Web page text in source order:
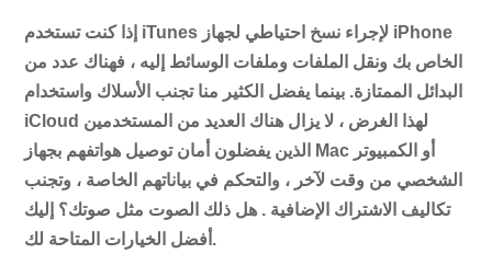
إذا كنت تستخدم iTunes لإجراء نسخ احتياطي لجهاز iPhone
الخاص بك ونقل الملفات وملفات الوسائط إليه ، فهناك عدد من
البدائل الممتازة. بينما يفضل الكثير منا تجنب الأسلاك واستخدام
iCloud لهذا الغرض ، لا يزال هناك العديد من المستخدمين
الذين يفضلون أمان توصيل هواتفهم بجهاز Mac أو الكمبيوتر
الشخصي من وقت لآخر ، والتحكم في بياناتهم الخاصة ، وتجنب
تكاليف الاشتراك الإضافية . هل ذلك الصوت مثل صوتك؟ إليك
أفضل الخيارات المتاحة لك.